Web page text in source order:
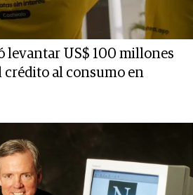
levantar US$ 100 millones
al consumo en